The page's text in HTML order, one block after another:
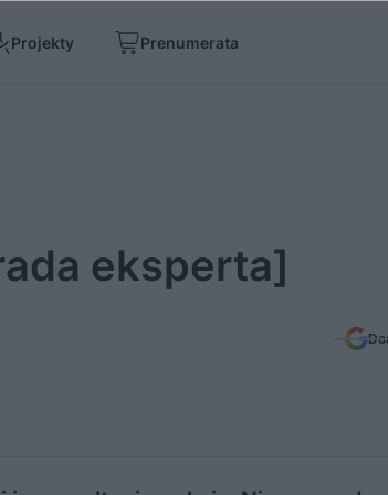
Projekty Prenumerata
eksperta]